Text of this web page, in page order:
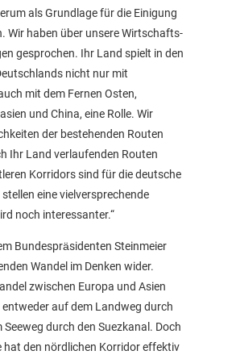
als Grundlage für die Einigung
Wir haben über unsere Wirtschafts-
gesprochen. Ihr Land spielt in den
nicht nur mit
mit dem Fernen Osten,
und China, eine Rolle. Wir
der bestehenden Routen
Ihr Land verlaufenden Routen
Korridors sind für die deutsche
eine vielversprechende
noch interessanter.“
Bundespräsidenten Steinmeier
Wandel im Denken wider.
zwischen Europa und Asien
auf dem Landweg durch
durch den Suezkanal. Doch
hat den nördlichen Korridor effektiv